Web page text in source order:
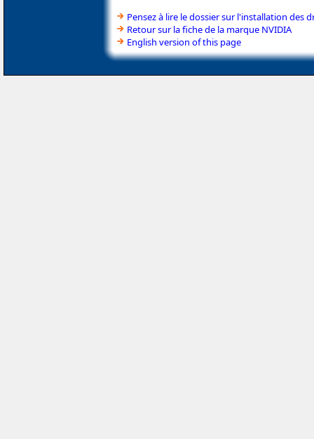
Pensez à lire le dossier sur l'installation des
Retour sur la fiche de la marque NVIDIA
English version of this page